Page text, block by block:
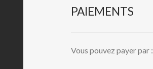
PAIEMENTS
Vous pouvez payer par :